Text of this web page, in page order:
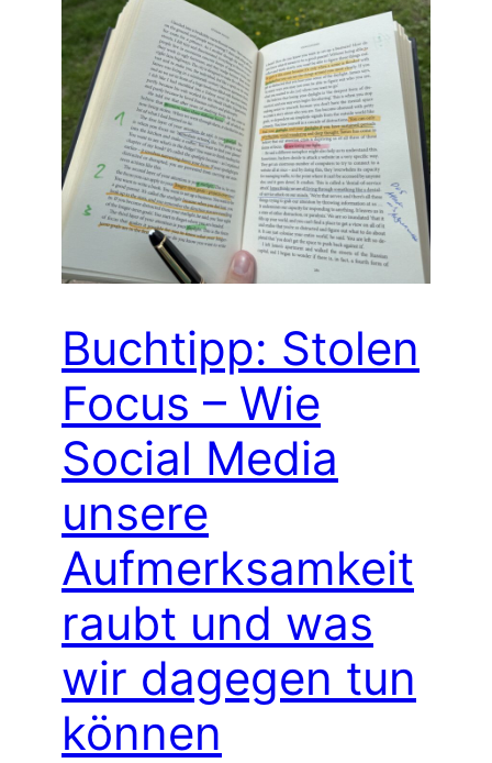
Buchtipp: Stolen
Focus – Wie
Social Media
unsere
Aufmerksamkeit
raubt und was
wir dagegen tun
können